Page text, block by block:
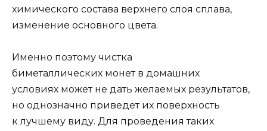
химического состава верхнего слоя сплава,
изменение основного цвета.
Именно поэтому чистка
биметаллических монет в домашних
условиях может не дать желаемых результатов,
но однозначно приведет их поверхность
к лучшему виду. Для проведения таких